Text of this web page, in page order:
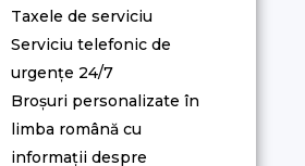
Taxele de serviciu
Serviciu telefonic de
urgențe 24/7
Broșuri personalizate în
limba română cu
informații despre